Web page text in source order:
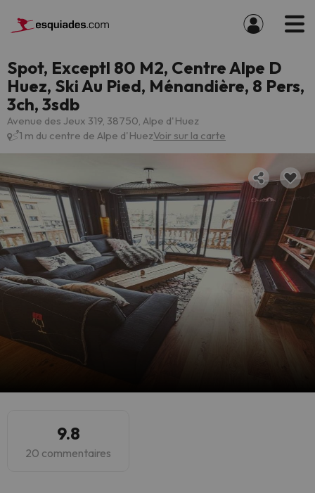
Spot, Exceptl 80 M2, Centre Alpe D
Huez, Ski Au Pied, Ménandière, 8 Pers,
3ch, 3sdb
Avenue des Jeux 319, 38750, Alpe d'Huez
1 m du centre de Alpe d'HuezVoir sur la carte
9.8
20 commentaires